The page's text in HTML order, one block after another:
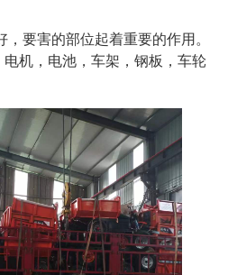
要害的部位起着重要的作用。
机，电池，车架，钢板，车轮